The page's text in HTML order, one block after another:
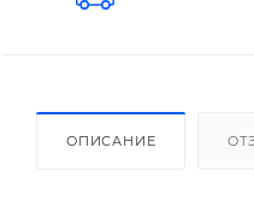
ОПИСАНИЕ